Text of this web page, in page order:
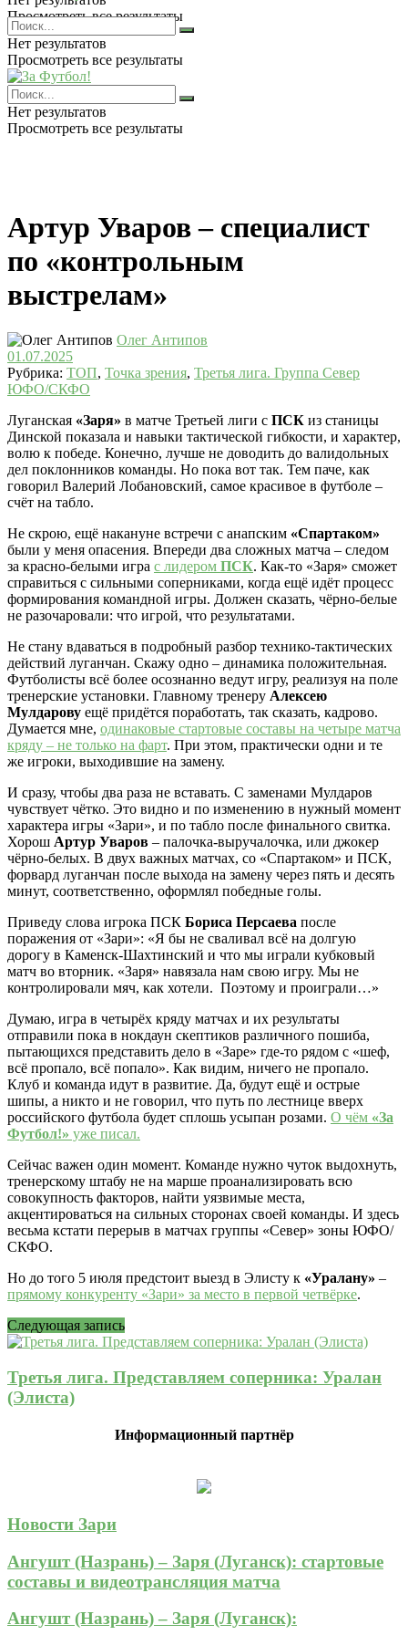
Просмотреть все результаты
Нет результатов
Просмотреть все результаты
Нет результатов
Просмотреть все результаты
Артур Уваров – специалист
по «контрольным
выстрелам»
Олег Антипов
01.07.2025
Рубрика: ТОП, Точка зрения, Третья лига. Группа Север
ЮФО/СКФО
Луганская «Заря» в матче Третьей лиги с ПСК из станицы
Динской показала и навыки тактической гибкости, и характер,
волю к победе. Конечно, лучше не доводить до валидольных
дел поклонников команды. Но пока вот так. Тем паче, как
говорил Валерий Лобановский, самое красивое в футболе –
счёт на табло.
Не скрою, ещё накануне встречи с анапским «Спартаком»
были у меня опасения. Впереди два сложных матча – следом
за красно-белыми игра с лидером ПСК. Как-то «Заря» сможет
справиться с сильными соперниками, когда ещё идёт процесс
формирования командной игры. Должен сказать, чёрно-белые
не разочаровали: что игрой, что результатами.
Не стану вдаваться в подробный разбор технико-тактических
действий луганчан. Скажу одно – динамика положительная.
Футболисты всё более осознанно ведут игру, реализуя на поле
тренерские установки. Главному тренеру Алексею
Мулдарову ещё придётся поработать, так сказать, кадрово.
Думается мне, одинаковые стартовые составы на четыре матча
кряду – не только на фарт. При этом, практически одни и те
же игроки, выходившие на замену.
И сразу, чтобы два раза не вставать. С заменами Мулдаров
чувствует чётко. Это видно и по изменению в нужный момент
характера игры «Зари», и по табло после финального свитка.
Хорош Артур Уваров – палочка-выручалочка, или джокер
чёрно-белых. В двух важных матчах, со «Спартаком» и ПСК,
форвард луганчан после выхода на замену через пять и десять
минут, соответственно, оформлял победные голы.
Приведу слова игрока ПСК Бориса Персаева после
поражения от «Зари»: «Я бы не сваливал всё на долгую
дорогу в Каменск-Шахтинский и что мы играли кубковый
матч во вторник. «Заря» навязала нам свою игру. Мы не
контролировали мяч, как хотели. Поэтому и проиграли…»
Думаю, игра в четырёх кряду матчах и их результаты
отправили пока в нокдаун скептиков различного пошиба,
пытающихся представить дело в «Заре» где-то рядом с «шеф,
всё пропало, всё попало». Как видим, ничего не пропало.
Клуб и команда идут в развитие. Да, будут ещё и острые
шипы, а никто и не говорил, что путь по лестнице вверх
российского футбола будет сплошь усыпан розами. О чём «За
Футбол!» уже писал.
Сейчас важен один момент. Команде нужно чуток выдохнуть,
тренерскому штабу не на марше проанализировать всю
совокупность факторов, найти уязвимые места,
акцентироваться на сильных сторонах своей команды. И здесь
весьма кстати перерыв в матчах группы «Север» зоны ЮФО/
СКФО.
Но до того 5 июля предстоит выезд в Элисту к «Уралану» –
прямому конкуренту «Зари» за место в первой четвёрке.
Следующая запись
Третья лига. Представляем соперника: Уралан
(Элиста)
Информационный партнёр
Новости Зари
Ангушт (Назрань) – Заря (Луганск): стартовые
составы и видеотрансляция матча
Ангушт (Назрань) – Заря (Луганск):